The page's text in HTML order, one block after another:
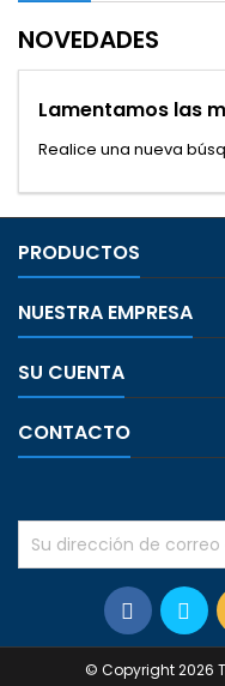
NOVEDADES
Lamentamos las
Realice una nueva
PRODUCTOS
NUESTRA EMPRESA
SU CUENTA
CONTACTO
© Copyright 2026